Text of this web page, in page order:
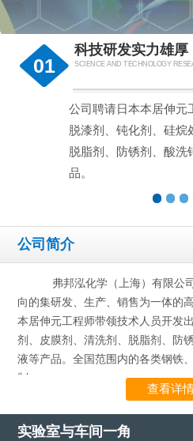
01
科技研发实力雄厚
SCIENCE AND TECHNOLOGY
公司聘请日本本居伸元
脱漆剂、钝化剂、硅烷
脱脂剂、防锈剂、酸洗
品。
公司简介
弗邦泓化学（上海）有限公
向的集研发、生产、销售为一体的
本居伸元工程师带领技术人员开发
剂、皮膜剂、清洗剂、脱脂剂、防
液等产品。全国范围内的各类钢铁
制…...
查看详
实验室与车间一角